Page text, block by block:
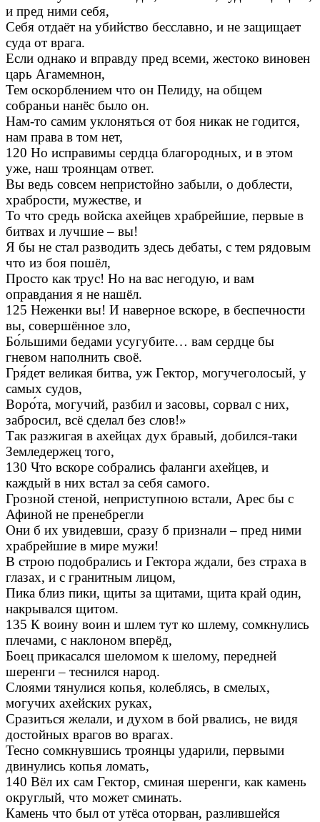
и пред ними себя,
Себя отдаёт на убийство бесславно, и не защищает
суда от врага.
Если однако и вправду пред всеми, жестоко виновен
царь Агамемнон,
Тем оскорблением что он Пелиду, на общем
собраньи нанёс было он.
Нам-то самим уклоняться от боя никак не годится,
нам права в том нет,
120 Но исправимы сердца благородных, и в этом
уже, наш троянцам ответ.
Вы ведь совсем непристойно забыли, о доблести,
храбрости, мужестве, и
То что средь войска ахейцев храбрейшие, первые в
битвах и лучшие – вы!
Я бы не стал разводить здесь дебаты, с тем рядовым
что из боя пошёл,
Просто как трус! Но на вас негодую, и вам
оправдания я не нашёл.
125 Неженки вы! И наверное вскоре, в беспечности
вы, совершённое зло,
Бо́льшими бедами усугубите… вам сердце бы
гневом наполнить своё.
Гря́дет великая битва, уж Гектор, могучеголосый, у
самых судов,
Воро́та, могучий, разбил и засовы, сорвал с них,
забросил, всё сделал без слов!»
Так разжигая в ахейцах дух бравый, добился-таки
Земледержец того,
130 Что вскоре собрались фаланги ахейцев, и
каждый в них встал за себя самого.
Грозной стеной, неприступною встали, Арес бы с
Афиной не пренебрегли
Они б их увидевши, сразу б признали – пред ними
храбрейшие в мире мужи!
В строю подобрались и Гектора ждали, без страха в
глазах, и с гранитным лицом,
Пика близ пики, щиты за щитами, щита край один,
накрывался щитом.
135 К воину воин и шлем тут ко шлему, сомкнулись
плечами, с наклоном вперёд,
Боец прикасался шеломом к шелому, передней
шеренги – теснился народ.
Слоями тянулися копья, колеблясь, в смелых,
могучих ахейских руках,
Сразиться желали, и духом в бой рвались, не видя
достойных врагов во врагах.
Тесно сомкнувшись троянцы ударили, первыми
двинулись копья ломать,
140 Вёл их сам Гектор, сминая шеренги, как камень
округлый, что может сминать.
Камень что был от утёса оторван, разлившейся